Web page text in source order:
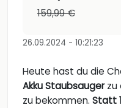
159,99 €
26.09.2024 - 10:21:23
Heute hast du die
Akku Staubsaugerzu
zu bekommen. Statt